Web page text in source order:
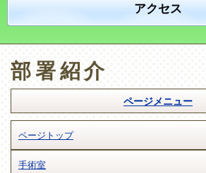
アクセス
部署紹介
ページメニュー
ページトップ
手術室